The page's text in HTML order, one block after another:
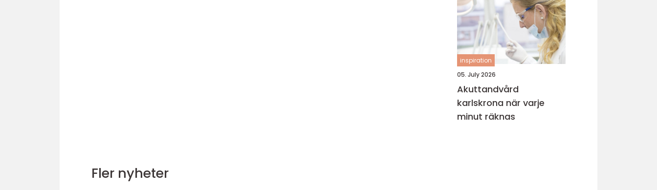
inspiration
05. July 2026
Akuttandvård
karlskrona när varje
minut räknas
Fler nyheter